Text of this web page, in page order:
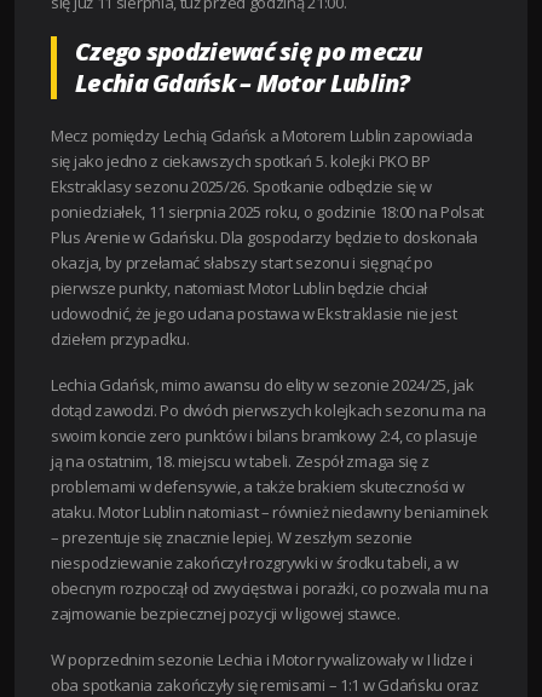
Czego spodziewać się po meczu
Lechia Gdańsk – Motor Lublin?
Mecz pomiędzy Lechią Gdańsk a Motorem Lublin zapowiada
się jako jedno z ciekawszych spotkań 5. kolejki PKO BP
Ekstraklasy sezonu 2025/26. Spotkanie odbędzie się w
poniedziałek, 11 sierpnia 2025 roku, o godzinie 18:00 na Polsat
Plus Arenie w Gdańsku. Dla gospodarzy będzie to doskonała
okazja, by przełamać słabszy start sezonu i sięgnąć po
pierwsze punkty, natomiast Motor Lublin będzie chciał
udowodnić, że jego udana postawa w Ekstraklasie nie jest
dziełem przypadku.
Lechia Gdańsk, mimo awansu do elity w sezonie 2024/25, jak
dotąd zawodzi. Po dwóch pierwszych kolejkach sezonu ma na
swoim koncie zero punktów i bilans bramkowy 2:4, co plasuje
ją na ostatnim, 18. miejscu w tabeli. Zespół zmaga się z
problemami w defensywie, a także brakiem skuteczności w
ataku. Motor Lublin natomiast – również niedawny beniaminek
– prezentuje się znacznie lepiej. W zeszłym sezonie
niespodziewanie zakończył rozgrywki w środku tabeli, a w
obecnym rozpoczął od zwycięstwa i porażki, co pozwala mu na
zajmowanie bezpiecznej pozycji w ligowej stawce.
W poprzednim sezonie Lechia i Motor rywalizowały w I lidze i
oba spotkania zakończyły się remisami – 1:1 w Gdańsku oraz